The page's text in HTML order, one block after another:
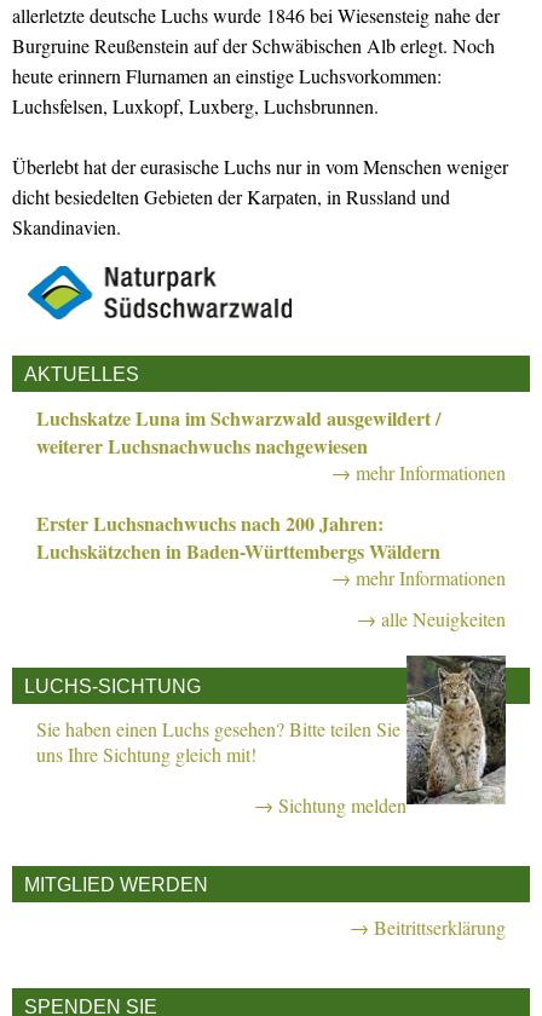
allerletzte deutsche Luchs wurde 1846 bei Wiesensteig nahe der
Burgruine Reußenstein auf der Schwäbischen Alb erlegt. Noch
heute erinnern Flurnamen an einstige Luchsvorkommen:
Luchsfelsen, Luxkopf, Luxberg, Luchsbrunnen.
Überlebt hat der eurasische Luchs nur in vom Menschen weniger
dicht besiedelten Gebieten der Karpaten, in Russland und
Skandinavien.
AKTUELLES
Luchskatze Luna im Schwarzwald ausgewildert /
weiterer Luchsnachwuchs nachgewiesen
→ mehr Informationen
Erster Luchsnachwuchs nach 200 Jahren:
Luchskätzchen in Baden-Württembergs Wäldern
→ mehr Informationen
→ alle Neuigkeiten
LUCHS-SICHTUNG
Sie haben einen Luchs gesehen? Bitte teilen Sie
uns Ihre Sichtung gleich mit!
→ Sichtung melden
MITGLIED WERDEN
→ Beitrittserklärung
SPENDEN SIE